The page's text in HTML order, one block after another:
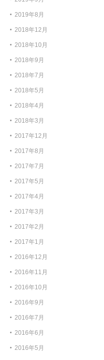
2019年8月
2018年12月
2018年10月
2018年9月
2018年7月
2018年5月
2018年4月
2018年3月
2017年12月
2017年8月
2017年7月
2017年5月
2017年4月
2017年3月
2017年2月
2017年1月
2016年12月
2016年11月
2016年10月
2016年9月
2016年7月
2016年6月
2016年5月